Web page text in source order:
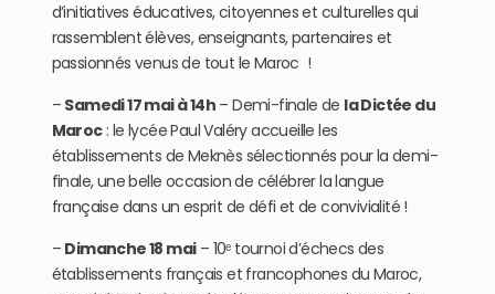
d’initiatives éducatives, citoyennes et culturelles qui
rassemblent élèves, enseignants, partenaires et
passionnés venus de tout le Maroc !
– Samedi 17 mai à 14h – Demi-finale de la Dictée du
Maroc: le lycée Paul Valéry accueille les
établissements de Meknès sélectionnés pour la demi-
finale, une belle occasion de célébrer la langue
française dans un esprit de défi et de convivialité !
– Dimanche 18 mai– 10ᵉ tournoi d’échecs des
établissements français et francophones du Maroc,